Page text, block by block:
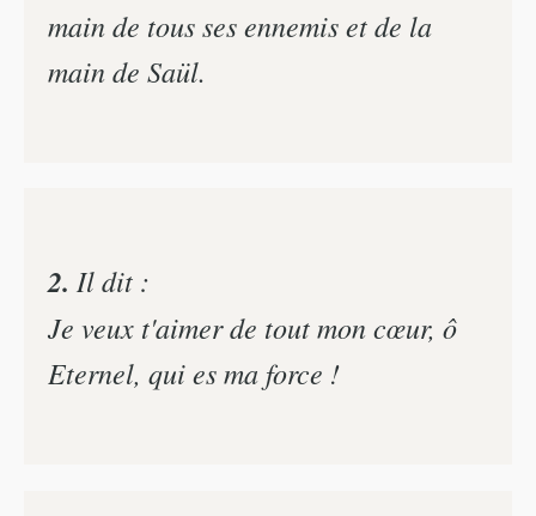
main de tous ses ennemis et de la
main de Saül.
2. Il dit :
Je veux t'aimer de tout mon cœur, ô
Eternel, qui es ma force !